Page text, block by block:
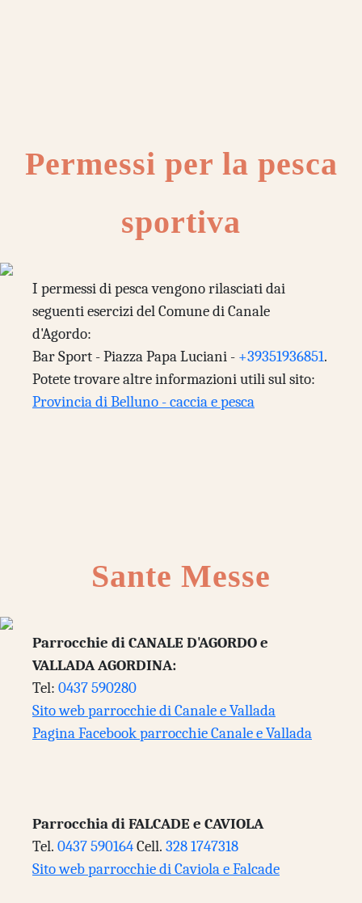
Permessi per la pesca
sportiva
I permessi di pesca vengono rilasciati dai
seguenti esercizi del Comune di Canale
d'Agordo:
Bar Sport - Piazza Papa Luciani - +39351936851.
Potete trovare altre informazioni utili sul sito:
Provincia di Belluno - caccia e pesca
Sante Messe
Parrocchie di CANALE D'AGORDO e
VALLADA AGORDINA:
Tel: 0437 590280
Sito web parrocchie di Canale e Vallada
Pagina Facebook parrocchie Canale e Vallada
Parrocchia di FALCADE e CAVIOLA
Tel. 0437 590164Cell. 328 1747318
Sito web parrocchie di Caviola e Falcade